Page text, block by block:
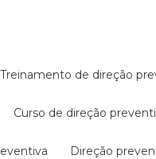
treinamento de direção
curso de direção
direção